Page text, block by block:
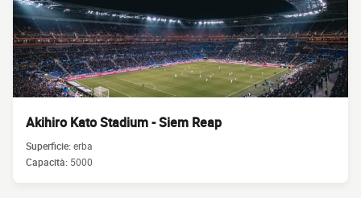
Akihiro Kato Stadium - Siem Reap
Superficie:erba
Capacità: 5000